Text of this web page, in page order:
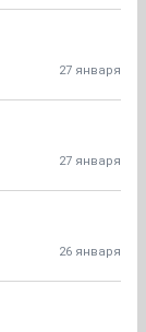
27 января
27 января
26 января